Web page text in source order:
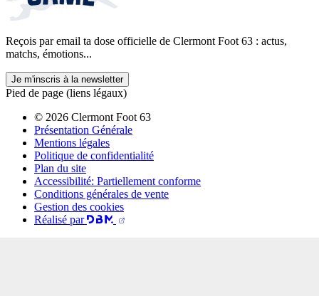
Reçois par email ta dose officielle de Clermont Foot 63 : actus,
matchs, émotions...
Je m'inscris à la newsletter
Pied de page (liens légaux)
© 2026 Clermont Foot 63
Présentation Générale
Mentions légales
Politique de confidentialité
Plan du site
Accessibilité: Partiellement conforme
Conditions générales de vente
Gestion des cookies
Réalisé par